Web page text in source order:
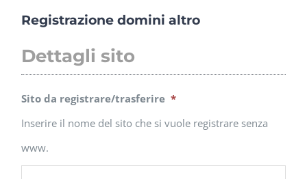
contenuto
Registrazione domini altro
Dettagli sito
Sito da registrare/trasferire *
Inserire il nome del sito che si vuole registrare senza
www.